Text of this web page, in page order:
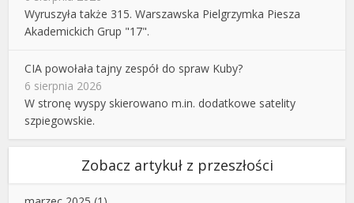
Wyruszyła także 315. Warszawska Pielgrzymka Piesza
Akademickich Grup "17".
CIA powołała tajny zespół do spraw Kuby?
6 sierpnia 2026
W stronę wyspy skierowano m.in. dodatkowe satelity
szpiegowskie.
Zobacz artykuł z przeszłości